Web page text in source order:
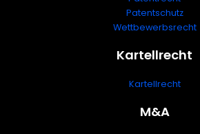
Patentschutz
Wettbewerbsrecht
Kartellrecht
Kartellrecht
M&A